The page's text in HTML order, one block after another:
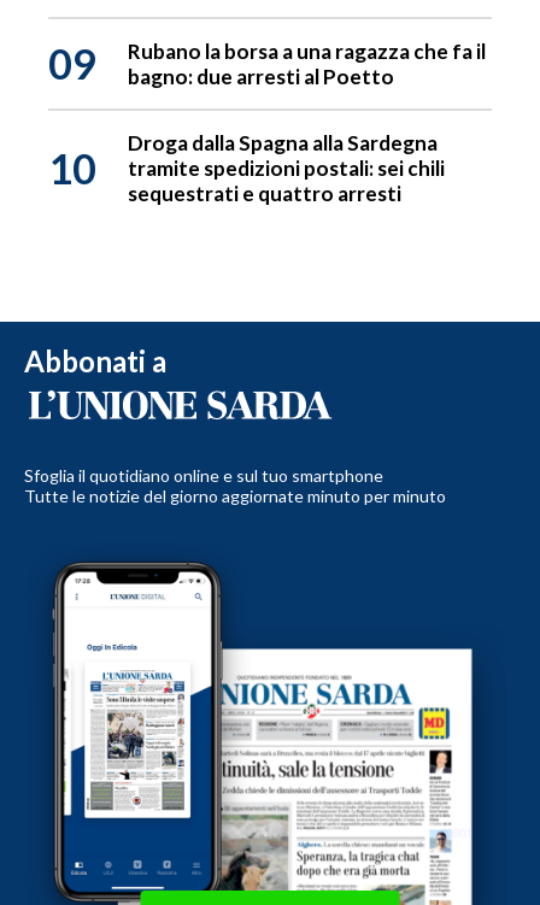
09
Rubano la borsa a una ragazza che fa il
bagno: due arresti al Poetto
10
Droga dalla Spagna alla Sardegna
tramite spedizioni postali: sei chili
sequestrati e quattro arresti
Abbonati a
Sfoglia il quotidiano online e sul tuo smartphone
Tutte le notizie del giorno aggiornate minuto per minuto